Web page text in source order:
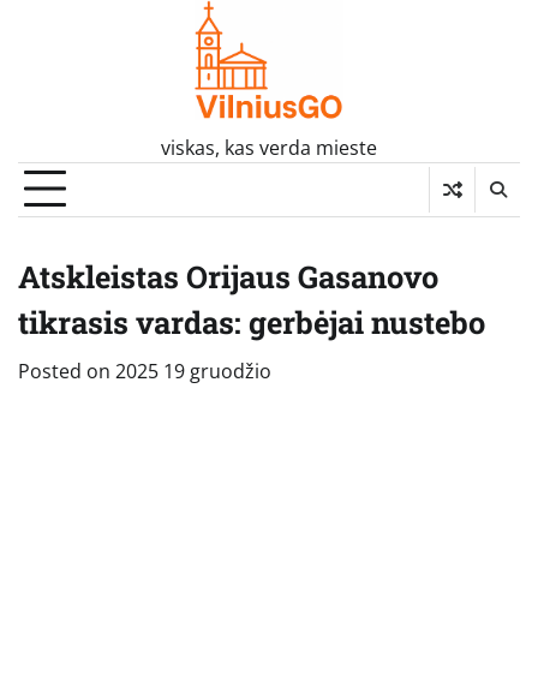
viskas, kas verda mieste
Atskleistas Orijaus Gasanovo
tikrasis vardas: gerbėjai nustebo
Posted on 2025 19 gruodžio